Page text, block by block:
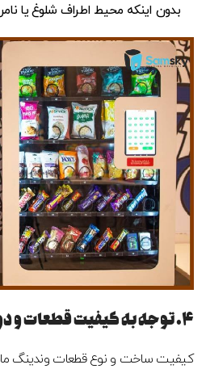
بدون اینکه محیط اطراف شلوغ یا
۴. توجه به کیفیت قطعات و دوام دستگاه
کیفیت ساخت و نوع قطعات وندینگ